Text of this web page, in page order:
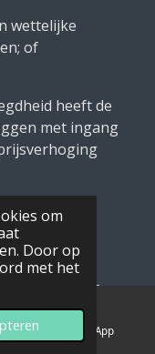
om
Door op
met het
wettelijke
of
heeft de
met ingang
of diensten
btw.
WhatsApp